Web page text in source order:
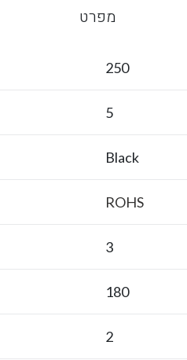
מפרט
250
5
Black
ROHS
3
180
2